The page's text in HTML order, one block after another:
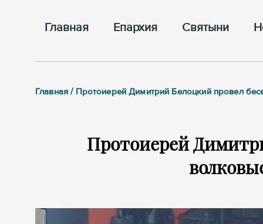
Главная Епархия Cвятыни
Главная / Протоиерей Димитрий Белоцкий провел
Протоиерей